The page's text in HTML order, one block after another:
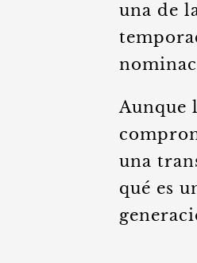
una de
Aunque
una
qué es